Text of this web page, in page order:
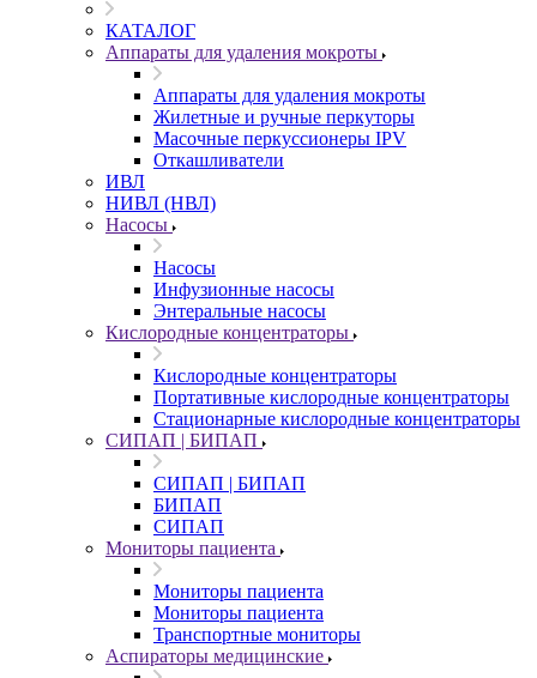
КАТАЛОГ
Аппараты для удаления мокроты
Аппараты для удаления мокроты
Жилетные и ручные перкуторы
Масочные перкуссионеры IPV
Откашливатели
ИВЛ
НИВЛ (НВЛ)
Насосы
Насосы
Инфузионные насосы
Энтеральные насосы
Кислородные концентраторы
Кислородные концентраторы
Портативные кислородные концентраторы
Стационарные кислородные концентраторы
СИПАП | БИПАП
СИПАП | БИПАП
БИПАП
СИПАП
Мониторы пациента
Мониторы пациента
Мониторы пациента
Транспортные мониторы
Аспираторы медицинские